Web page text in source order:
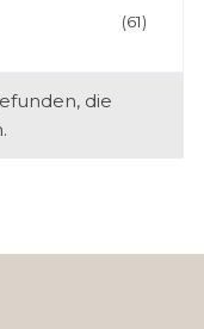
die
(61)